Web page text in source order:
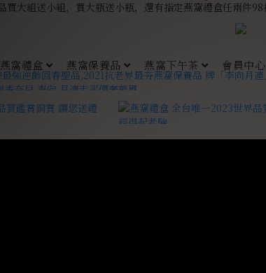
燕窩禮盒 燕窩保養品 燕窩下午茶 會員中心